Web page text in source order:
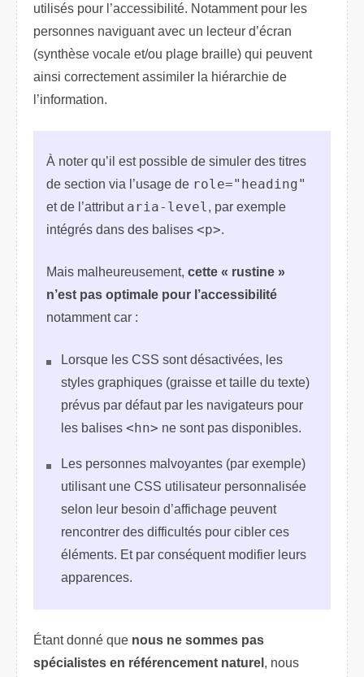
utilisés pour l’accessibilité. Notamment pour les
personnes naviguant avec un lecteur d’écran
(synthèse vocale et/ou plage braille) qui peuvent
ainsi correctement assimiler la hiérarchie de
l’information.
À noter qu’il est possible de simuler des titres
de section via l’usage de role="heading"
et de l’attribut aria-level, par exemple
intégrés dans des balises <p>.
Mais malheureusement, cette « rustine »
n’est pas optimale pour l’accessibilité
notamment car :
Lorsque les CSS sont désactivées, les
styles graphiques (graisse et taille du texte)
prévus par défaut par les navigateurs pour
les balises <hn> ne sont pas disponibles.
Les personnes malvoyantes (par exemple)
utilisant une CSS utilisateur personnalisée
selon leur besoin d’affichage peuvent
rencontrer des difficultés pour cibler ces
éléments. Et par conséquent modifier leurs
apparences.
Étant donné que nous ne sommes pas
spécialistes en référencement naturel , nous